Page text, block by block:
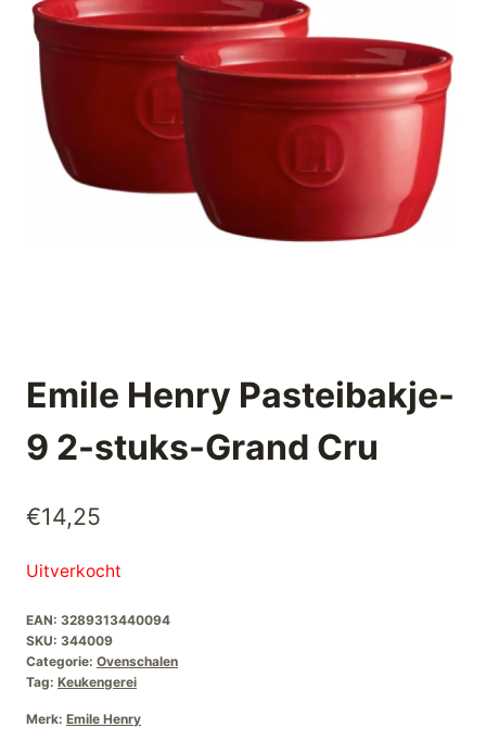
Emile Henry Pasteibakje-
9 2-stuks-Grand Cru
€14,25
Uitverkocht
EAN: 3289313440094
SKU: 344009
Categorie: Ovenschalen
Tag: Keukengerei
Merk: Emile Henry